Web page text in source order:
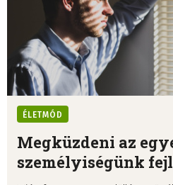
ÉLETMÓD
Megküzdeni az
személyiségünk